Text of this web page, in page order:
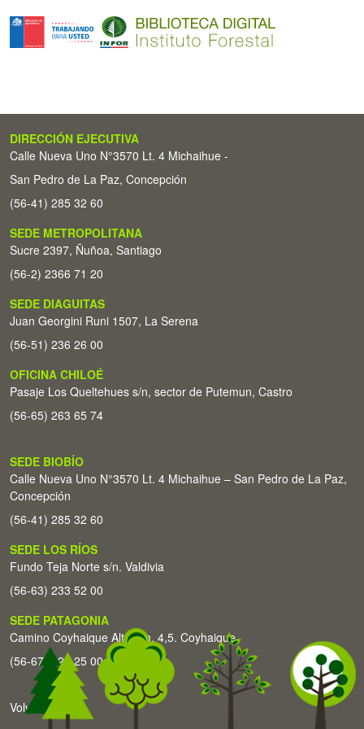
DIRECCIÓN EJECUTIVA
Calle Nueva Uno N°3570 Lt. 4 Michaihue -
San Pedro de La Paz, Concepción
(56-41) 285 32 60
SEDE METROPOLITANA
Sucre 2397, Ñuñoa, Santiago
(56-2) 2366 71 20
SEDE DIAGUITAS
Juan Georgini Runi 1507, La Serena
(56-51) 236 26 00
OFICINA CHILOÉ
Pasaje Los Queltehues s/n, sector de Putemun, Castro
(56-65) 263 65 74
SEDE BIOBÍO
Calle Nueva Uno N°3570 Lt. 4 Michaihue – San Pedro de La Paz,
Concepción
(56-41) 285 32 60
SEDE LOS RÍOS
Fundo Teja Norte s/n. Valdivia
(56-63) 233 52 00
SEDE PATAGONIA
Camino Coyhaique Alto Km. 4,5. Coyhaique
(56-67) 226 25 00
Volver arriba